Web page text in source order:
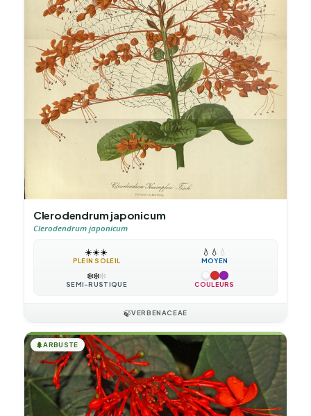
Clerodendrum japonicum
Clerodendrum japonicum
☀️☀️☀️
PLEIN SOLEIL
💧 💧 💧
MOYEN
❄️❄️❄️
SEMI-RUSTIQUE COULEURS
🍃VERBENACEAE
🌲ARBUSTE